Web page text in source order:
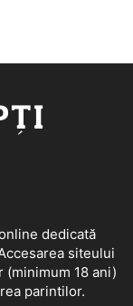
dedicată
siteului
18 ani)
parintilor.